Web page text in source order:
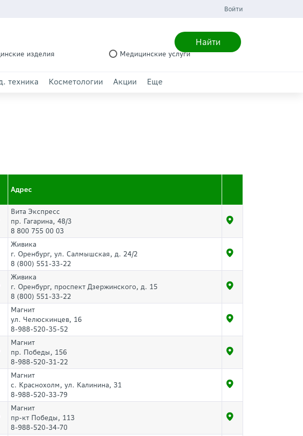
Войти
Найти
изделия Медицинские услуги
техника Косметологии Акции Еще
Адрес
Вита Экспресс
пр. Гагарина, 48/3
8 800 755 00 03
Живика
г. Оренбург, ул. Салмышская, д. 24/2
8 (800) 551-33-22
Живика
г. Оренбург, проспект Дзержинского, д. 15
8 (800) 551-33-22
Магнит
ул. Челюскинцев, 16
8-988-520-35-52
Магнит
пр. Победы, 156
8-988-520-31-22
Магнит
с. Краснохолм, ул. Калинина, 31
8-988-520-33-79
Магнит
пр-кт Победы, 113
8-988-520-34-70